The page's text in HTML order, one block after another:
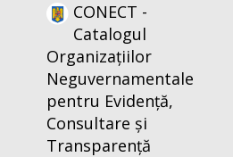
CONECT -
Catalogul
Organizațiilor
Neguvernamentale
pentru Evidență,
Consultare și
Transparență